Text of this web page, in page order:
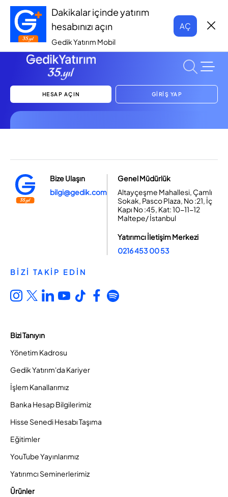
Dakikalar içinde yatırım
hesabınızı açın
Gedik Yatırım Mobil
AÇ
HESAP AÇIN GİRİŞ YAP
Bize Ulaşın
bilgi@gedik.com
Genel Müdürlük
Altayçeşme Mahallesi, Çamlı
Sokak, Pasco Plaza, No :21, İç
Kapı No :45, Kat: 10-11-12
Maltepe/ İstanbul
Yatırımcı İletişim Merkezi
0216 453 00 53
BİZİ TAKİP EDİN
Bizi Tanıyın
Yönetim Kadrosu
Gedik Yatırım'da Kariyer
İşlem Kanallarımız
Banka Hesap Bilgilerimiz
Hisse Senedi Hesabı Taşıma
Eğitimler
YouTube Yayınlarımız
Yatırımcı Seminerlerimiz
Ürünler